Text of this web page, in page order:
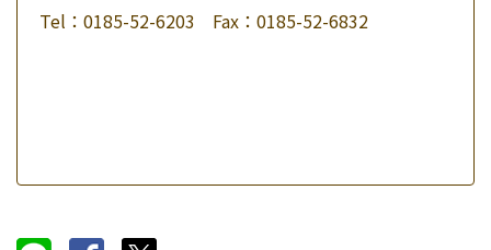
Tel：0185-52-6203 Fax：0185-52-6832